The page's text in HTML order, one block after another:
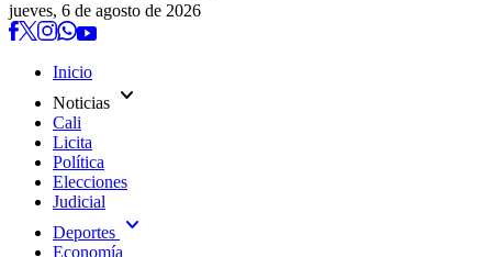
jueves, 6 de agosto de 2026
Inicio
Noticias expand_more
Cali
Licita
Política
Elecciones
Judicial
Deportes expand_more
Economía